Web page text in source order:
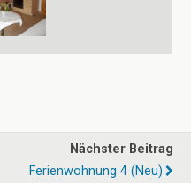
Nächster Beitrag
Ferienwohnung 4 (neu)